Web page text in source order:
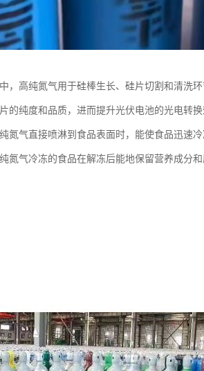
，高纯氮气用于硅棒生长、硅片切割和清洗
纯度和品质，进而提升光伏电池的光电转换
氮气直接喷淋到食品表面时，能使食品迅速
气冷冻的食品在解冻后能地保留营养成分和